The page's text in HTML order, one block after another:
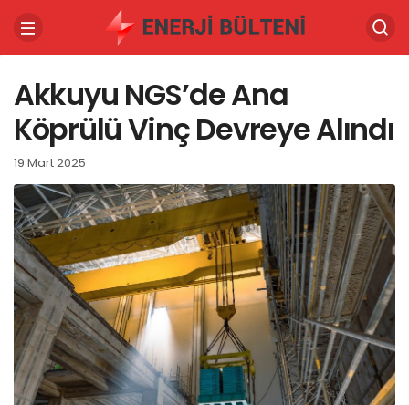
Akkuyu NGS’de Ana
Köprülü Vinç Devreye Alındı
19 Mart 2025